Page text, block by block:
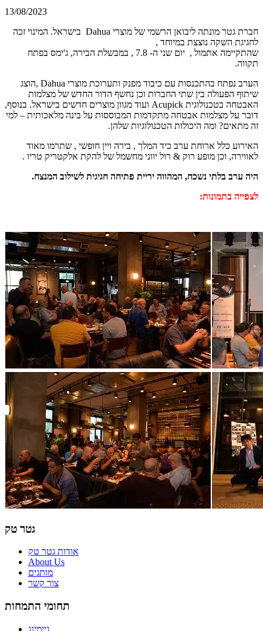
13/08/2023
חברת גטר מונתה ליבואן הרשמי של מוצרי Dahua בישראל. המינוי זכה
לחגיגת השקה נוצצת במיוחד ,
שהתקיימה אתמול , יום שני ה- 7.8 , במבשלת הבירה, ג'ימס בפתח
תקווה.
הערב נפתח בהתכנסות עם כיבוד מפנק ותערוכת מוצרי Dahua ,הוצג
שיתוף הפעולה בין שתי החברות וכן נחשף הדור החדש של מצלמות
האבטחה בטכנולוגית Acupick ועוד מגוון מוצרים חדשים בישראל. בנוסף,
דובר על מצלמות אבטחה מתקדמות המבוססות על בינה מלאכותית – למי
זה מתאים? ומה היכולות הטכנולוגיות שלהן.
האירוע כלל ארוחת ערב כיד המלך , בירה ויין חופשי , שתרמו מאוד
לאווירה, וכן מופע רוק & רול יווני מחשמל של להקת אלקטריק טריו .
היה ערב בלתי נשכח, המהווה יריית פתיחה חגיגית לשילוב המנצח.
לצפייה בתמונות:
גטר טק
אודות גטר טק
About Us
מותגים
צור קשר
תחומי התמחות
גיימינג